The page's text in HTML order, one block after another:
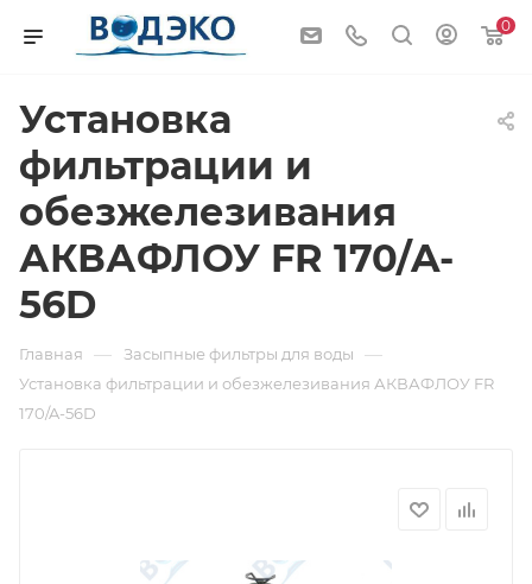
0
Установка
фильтрации и
обезжелезивания
АКВАФЛОУ FR 170/A-
56D
Главная — Засыпные фильтры для воды —
Установка фильтрации и обезжелезивания АКВАФЛОУ FR
170/A-56D